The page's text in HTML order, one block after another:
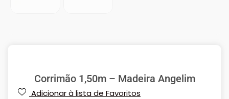
Corrimão 1,50m – Madeira Angelim
Adicionar à lista de Favoritos